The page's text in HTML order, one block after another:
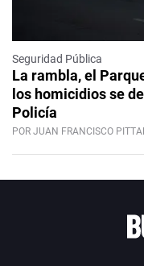
Seguridad Pública
La rambla, el
los homicidios se
Policía
POR JUAN FRANCISCO